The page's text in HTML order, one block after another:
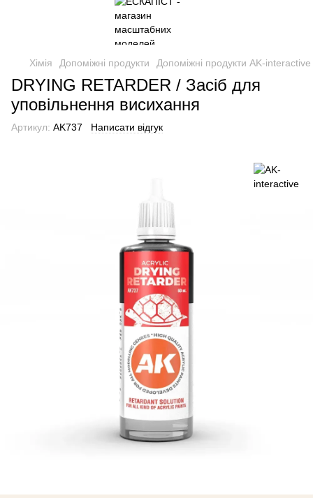
Хімія Допоміжні продукти Допоміжні продукти AK-interactive
DRYING RETARDER / Засіб для
уповільнення висихання
Артикул: AK737 Написати відгук